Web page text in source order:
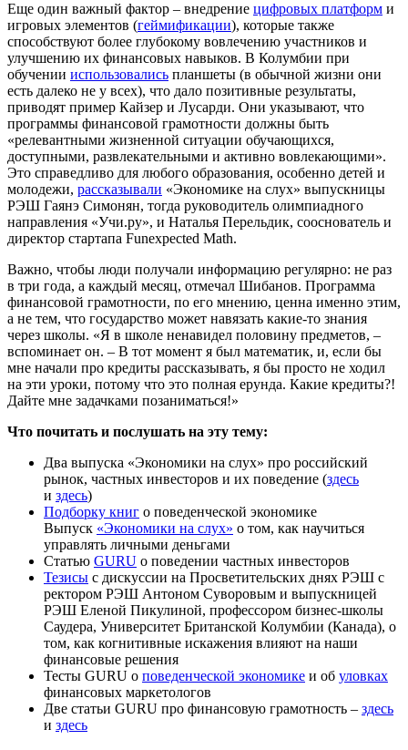
Еще один важный фактор – внедрение цифровых платформ и
игровых элементов (геймификации), которые также
способствуют более глубокому вовлечению участников и
улучшению их финансовых навыков. В Колумбии при
обучении использовались планшеты (в обычной жизни они
есть далеко не у всех), что дало позитивные результаты,
приводят пример Кайзер и Лусарди. Они указывают, что
программы финансовой грамотности должны быть
«релевантными жизненной ситуации обучающихся,
доступными, развлекательными и активно вовлекающими».
Это справедливо для любого образования, особенно детей и
молодежи, рассказывали «Экономике на слух» выпускницы
РЭШ Гаянэ Симонян, тогда руководитель олимпиадного
направления «Учи.ру», и Наталья Перельдик, сооснователь и
директор стартапа Funexpected Math.
Важно, чтобы люди получали информацию регулярно: не раз
в три года, а каждый месяц, отмечал Шибанов. Программа
финансовой грамотности, по его мнению, ценна именно этим,
а не тем, что государство может навязать какие-то знания
через школы. «Я в школе ненавидел половину предметов, –
вспоминает он. – В тот момент я был математик, и, если бы
мне начали про кредиты рассказывать, я бы просто не ходил
на эти уроки, потому что это полная ерунда. Какие кредиты?!
Дайте мне задачками позаниматься!»
Что почитать и послушать на эту тему:
Два выпуска «Экономики на слух» про российский
рынок, частных инвесторов и их поведение (здесь
и здесь)
Подборку книг о поведенческой экономике
Выпуск «Экономики на слух» о том, как научиться
управлять личными деньгами
Статью GURU о поведении частных инвесторов
Тезисы с дискуссии на Просветительских днях РЭШ с
ректором РЭШ Антоном Суворовым и выпускницей
РЭШ Еленой Пикулиной, профессором бизнес-школы
Саудера, Университет Британской Колумбии (Канада), о
том, как когнитивные искажения влияют на наши
финансовые решения
Тесты GURU о поведенческой экономике и об уловках
финансовых маркетологов
Две статьи GURU про финансовую грамотность – здесь
и здесь